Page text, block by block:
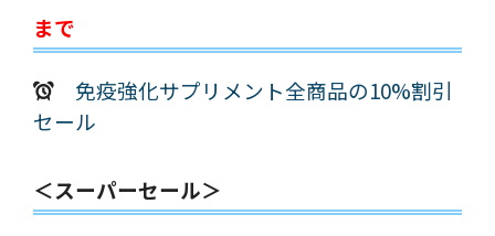
まで
免疫強化サプリメント全商品の10%割引
セール
＜スーパーセール＞